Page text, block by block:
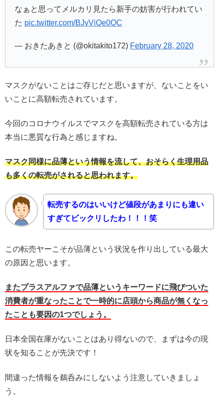
なぁと思ってメルカリ見たら新手の妨害が行われてい
た pic.twitter.com/BJvViQe0QC
— おきたあきと (@okitakito172) February 28, 2020
マスクがないことはご存じだと思いますが、ないことをい
いことに高額転売されています。
今回のコロナウイルスでマスクを高額転売されている方は
本当に悪質な行為と感じますね。
マスク同様に品薄という情報を流して、おそらく生理用品
も多くの転売がされると思われます。
転売するのはいいけど値段があまりにも違い
すぎてビックリしたわ！！！笑
この転売ヤーこそが品薄という状況を作り出している最大
の原因と思います。
またプラスアルファで品薄というキーワードに飛びついた
消費者が重なったことで一時的に店頭から商品が無くなっ
たことも要因の1つでしょう。
日本全国在庫がないことはあり得ないので、まずは今の現
状を知ることが先決です！
間違った情報を鵜呑みにしないよう注意していきましょ
う。